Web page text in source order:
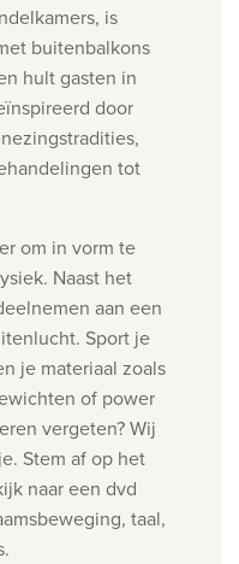
is
buitenbalkons
hult gasten in
door
tot
om in vorm te
Naast het
aan een
Sport je
je materiaal zoals
of power
vergeten? Wij
Stem af op het
naar een dvd
taal,